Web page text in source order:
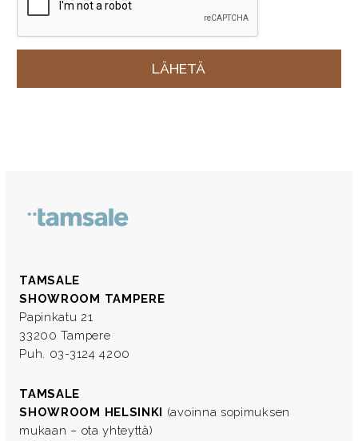
TAMSALE
SHOWROOM TAMPERE
Papinkatu 21
33200 Tampere
Puh. 03-3124 4200
TAMSALE
SHOWROOM HELSINKI
(avoinna sopimuksen
mukaan – ota yhteyttä)